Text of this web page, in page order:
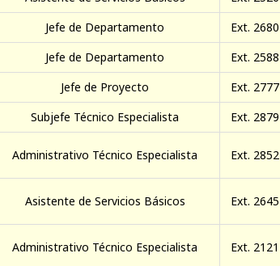
Jefe de Departamento Ext. 2680
Jefe de Departamento Ext. 2588
Jefe de Proyecto Ext. 2777
Subjefe Técnico Especialista Ext. 2879
Administrativo Técnico Especialista Ext. 2852
Asistente de Servicios Básicos Ext. 2645
Administrativo Técnico Especialista Ext. 2121